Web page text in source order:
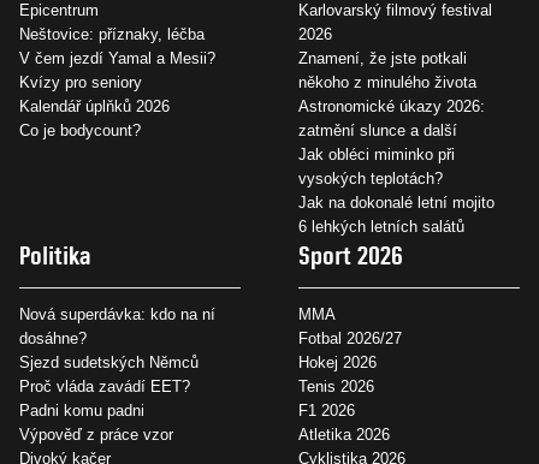
Epicentrum
Neštovice: příznaky, léčba
V čem jezdí Yamal a Mesii?
Kvízy pro seniory
Kalendář úplňků 2026
Co je bodycount?
Karlovarský filmový festival
2026
Znamení, že jste potkali
někoho z minulého života
Astronomické úkazy 2026:
zatmění slunce a další
Jak obléci miminko při
vysokých teplotách?
Jak na dokonalé letní mojito
6 lehkých letních salátů
Politika
Nová superdávka: kdo na ní
dosáhne?
Sjezd sudetských Němců
Proč vláda zavádí EET?
Padni komu padni
Výpověď z práce vzor
Divoký kačer
Sport 2026
MMA
Fotbal 2026/27
Hokej 2026
Tenis 2026
F1 2026
Atletika 2026
Cyklistika 2026